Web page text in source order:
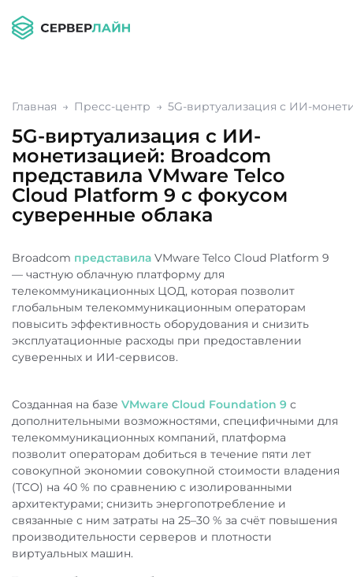
Главная Пресс-центр 5G-виртуализация с ИИ-
5G-виртуализация с ИИ-
монетизацией: Broadcom
представила VMware Telco
Cloud Platform 9 с фокусом
суверенные облака
Broadcom представила VMware Telco Cloud Platform 9
— частную облачную платформу для
телекоммуникационных ЦОД, которая позволит
глобальным телекоммуникационным операторам
повысить эффективность оборудования и снизить
эксплуатационные расходы при предоставлении
суверенных и ИИ-сервисов.
Созданная на базе VMware Cloud Foundation 9 с
дополнительными возможностями, специфичными для
телекоммуникационных компаний, платформа
позволит операторам добиться в течение пяти лет
совокупной экономии совокупной стоимости владения
(TCO) на 40 % по сравнению с изолированными
архитектурами; снизить энергопотребление и
связанные с ним затраты на 25–30 % за счёт повышения
производительности серверов и плотности
виртуальных машин.